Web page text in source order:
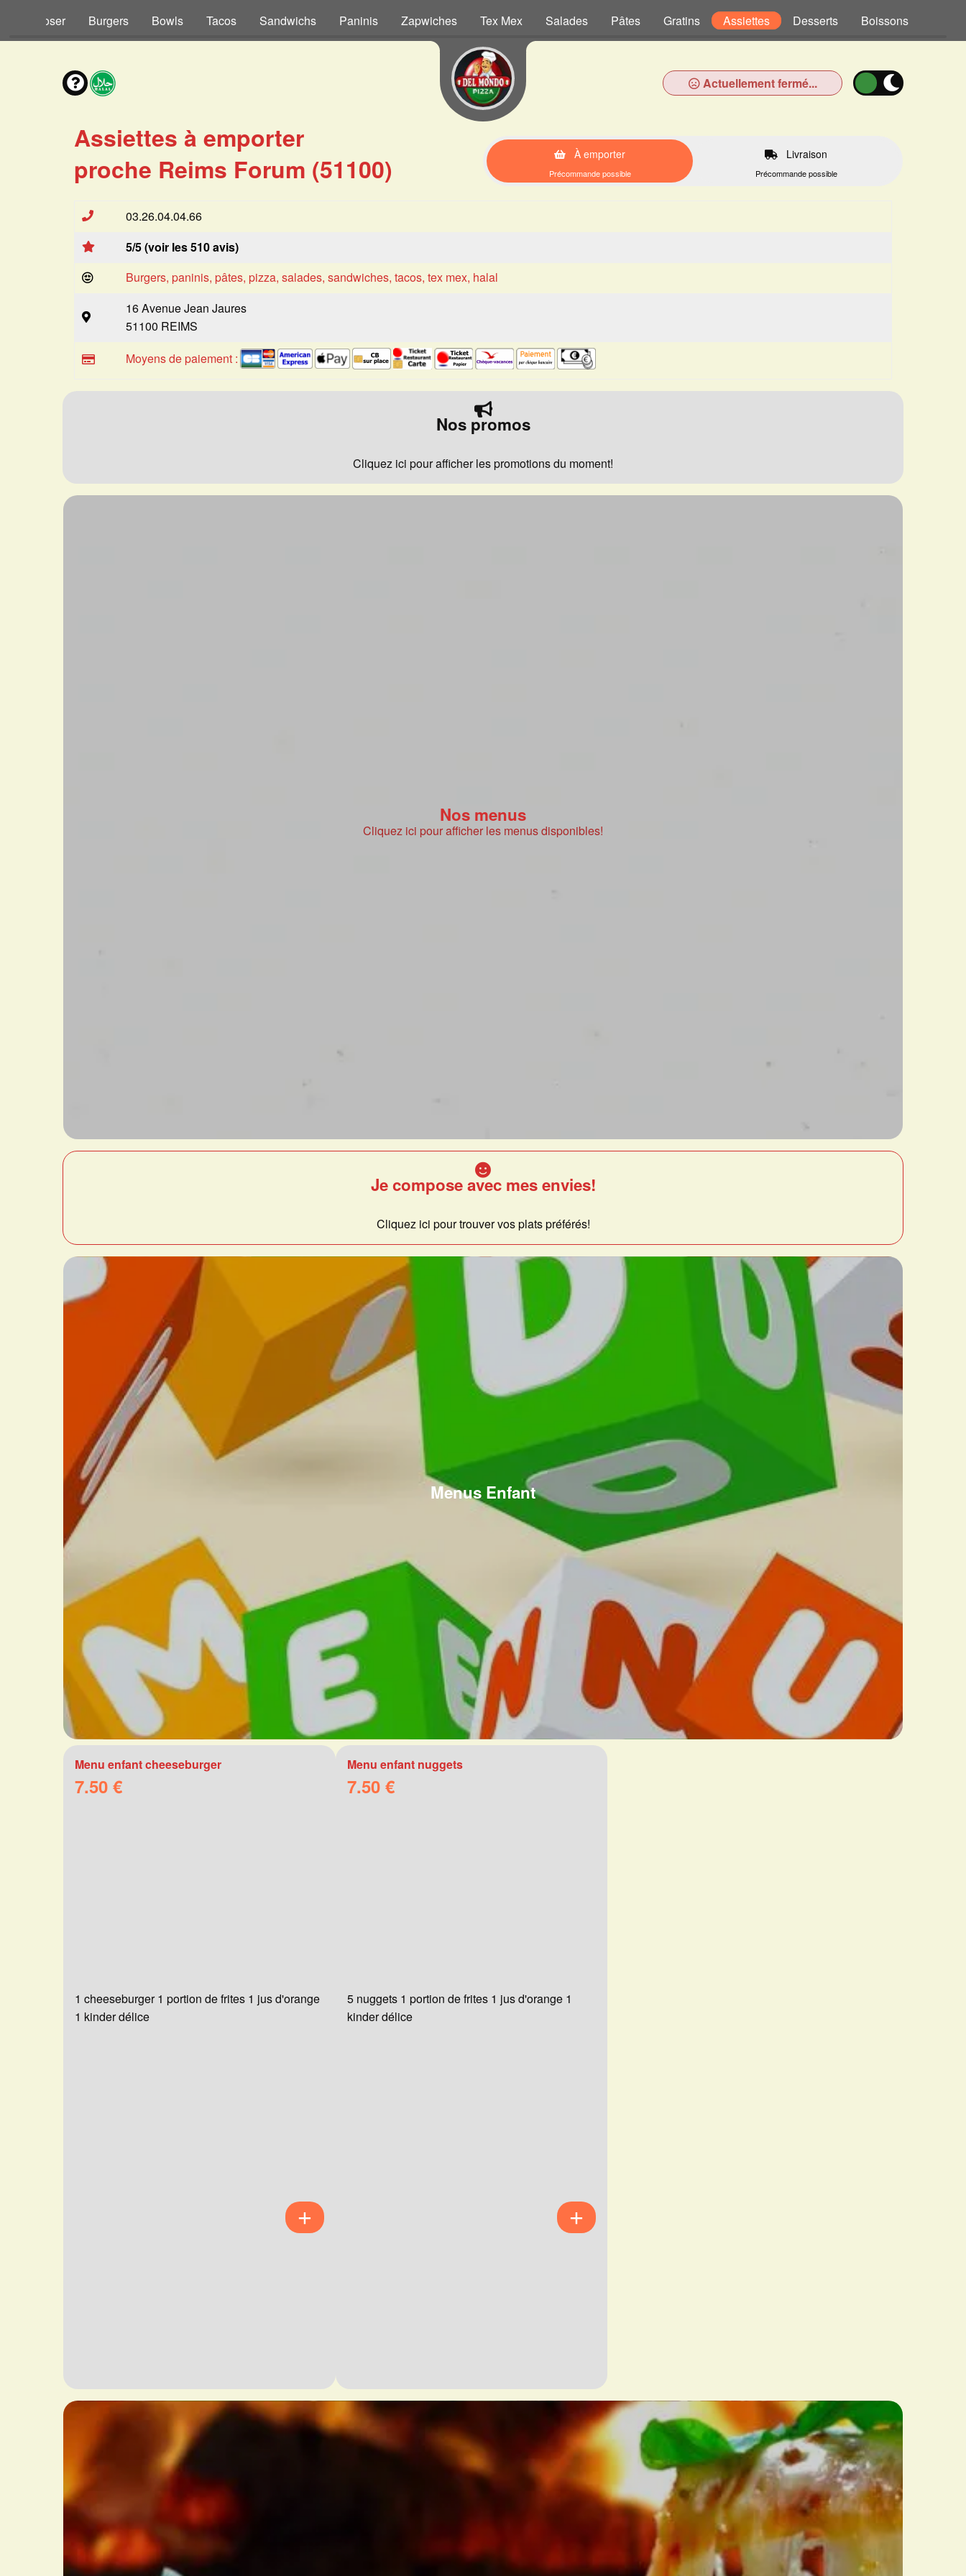
Composer Burgers Bowls Tacos Sandwichs Paninis Zapwiches Tex Mex Salades Pâtes Gratins Assiettes Desserts Boissons
Actuellement fermé...
Assiettes à emporter
proche Reims Forum (51100)
À emporter
Précommande possible
Livraison
Précommande possible
03.26.04.04.66
5/5 (voir les 510 avis)
Burgers, paninis, pâtes, pizza, salades, sandwiches, tacos, tex mex, halal
16 Avenue Jean Jaures
51100 REIMS
Moyens de paiement :
Nos promos
Cliquez ici pour afficher les promotions du moment!
Nos menus
Cliquez ici pour afficher les menus disponibles!
Je compose avec mes envies!
Cliquez ici pour trouver vos plats préférés!
Menus Enfant
Menu enfant cheeseburger
7.50 €
1 cheeseburger 1 portion de frites 1 jus d'orange
1 kinder délice
Menu enfant nuggets
7.50 €
5 nuggets 1 portion de frites 1 jus d'orange 1
kinder délice